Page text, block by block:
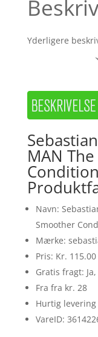
Yderligere
MAN
Navn:
Smoother
Mærke:
Pris: Kr. 115.00
Gratis fragt:
Fra fra kr. 28
Hurtig levering
VareID: